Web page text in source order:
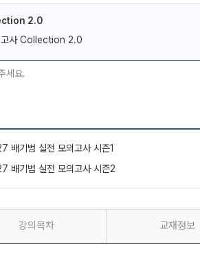
터디
2.0
고사 Collection 2.0
세요.
배기범 실전 모의고사 시즌1
배기범 실전 모의고사 시즌2
강의목차 교재정보